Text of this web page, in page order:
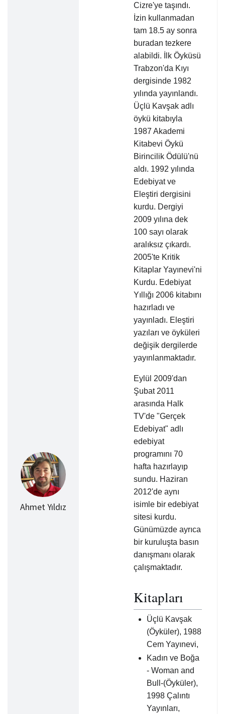
Ahmet Yıldız
Cizre'ye taşındı.
İzin kullanmadan
tam 18.5 ay sonra
buradan tezkere
alabildi. İlk Öyküsü
Trabzon'da Kıyı
dergisinde 1982
yılında yayınlandı.
Üçlü Kavşak adlı
öykü kitabıyla
1987 Akademi
Kitabevi Öykü
Birincilik Ödülü'nü
aldı. 1992 yılında
Edebiyat ve
Eleştiri dergisini
kurdu. Dergiyi
2009 yılına dek
100 sayı olarak
aralıksız çıkardı.
2005'te Kritik
Kitaplar Yayınevi'ni
Kurdu. Edebiyat
Yıllığı 2006 kitabını
hazırladı ve
yayınladı. Eleştiri
yazıları ve öyküleri
değişik dergilerde
yayınlanmaktadır.
Eylül 2009'dan
Şubat 2011
arasında Halk
TV'de "Gerçek
Edebiyat" adlı
edebiyat
programını 70
hafta hazırlayıp
sundu. Haziran
2012'de aynı
isimle bir edebiyat
sitesi kurdu.
Günümüzde ayrıca
bir kuruluşta basın
danışmanı olarak
çalışmaktadır.
Kitapları
Üçlü Kavşak
(Öyküler), 1988
Cem Yayınevi,
Kadın ve Boğa
- Woman and
Bull-(Öyküler),
1998 Çalıntı
Yayınları,